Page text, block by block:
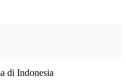
di Indonesia